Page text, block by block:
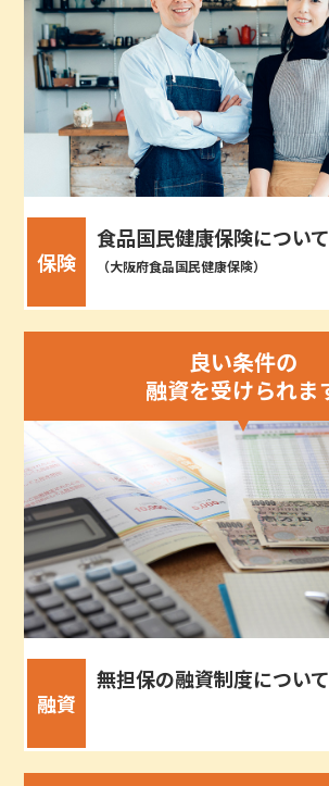
保険
食品国民健康保険について
（大阪府食品国民健康保険）
良い条件の
融資を受けられま
融資
無担保の融資制度について